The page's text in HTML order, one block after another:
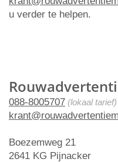
088-8005707 (lokaal tarief)
Boezemweg 21
2641 KG Pijnacker
u verder te helpen.